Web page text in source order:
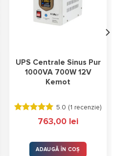
UPS Centrale Sinus Pur
1000VA 700W 12V
Kemot
Evaluat la
stele
5.0 (1 recenzie)
763,00 lei
ADAUGĂ ÎN COȘ